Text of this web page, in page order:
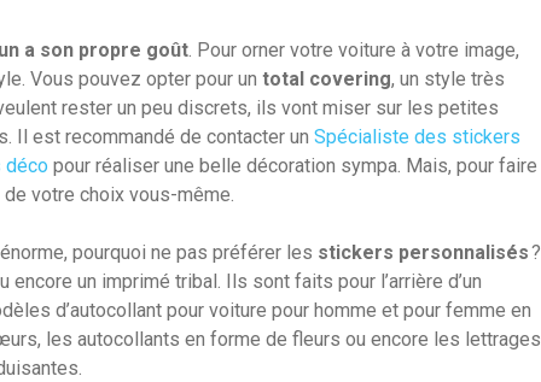
a son propre goût. Pour orner votre voiture à votre image,
Vous pouvez opter pour un total covering, un style très
rester un peu discrets, ils vont miser sur les petites
Il est recommandé de contacter un Spécialiste des stickers
déco pour réaliser une belle décoration sympa. Mais, pour faire
votre choix vous-même.
pourquoi ne pas préférer les stickers personnalisés?
encore un imprimé tribal. Ils sont faits pour l’arrière d’un
d’autocollant pour voiture pour homme et pour femme en
les autocollants en forme de fleurs ou encore les lettrages